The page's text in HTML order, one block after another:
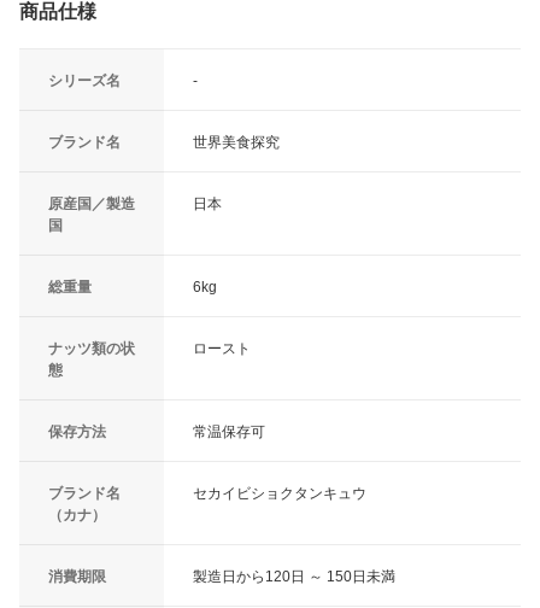
商品仕様
シリーズ名 -
ブランド名 世界美食探究
原産国／製造
国
日本
総重量 6kg
ナッツ類の状
態
ロースト
保存方法 常温保存可
ブランド名
（カナ）
セカイビショクタンキュウ
消費期限 製造日から120日 ～ 150日未満